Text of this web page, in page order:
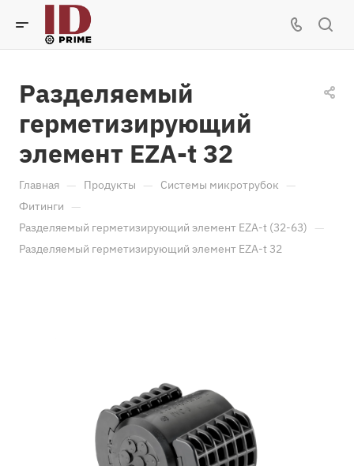
Разделяемый
герметизирующий
элемент EZA-t 32
Главная — Продукты — Системы микротрубок —
Фитинги —
Разделяемый герметизирующий элемент EZA-t (32-63) —
Разделяемый герметизирующий элемент EZA-t 32